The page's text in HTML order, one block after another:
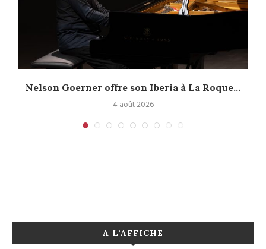
Nelson Goerner offre son Iberia à La Roque...
4 août 2026
A L’AFFICHE